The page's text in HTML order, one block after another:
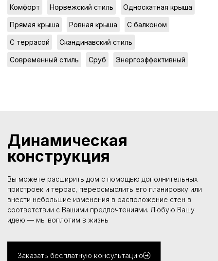
Комфорт Норвежский стиль Односкатная крыша
Прямая крыша Ровная крыша С балконом
С террасой Скандинавский стиль
Современный стиль Сруб Энергоэффективный
Динамическая
конструкция
Вы можете расширить дом с помощью дополнительных
пристроек и террас, переосмыслить его планировку или
внести небольшие изменения в расположение стен в
соответствии с Вашими предпочтениями. Любую Вашу
идею — мы воплотим в жизнь
Заказать бесплатную консультацию